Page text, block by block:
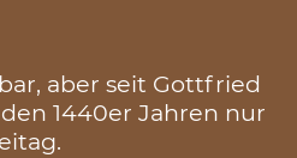
aber seit Gottfried
1440er Jahren nur